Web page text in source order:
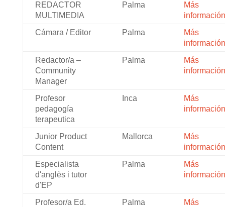
REDACTOR
MULTIMEDIA
Palma
Más
información
Cámara / Editor
Palma
Más
información
Redactor/a –
Community
Manager
Palma
Más
información
Profesor
pedagogía
terapeutica
Inca
Más
información
Junior Product
Content
Mallorca
Más
información
Especialista
d'anglès i tutor
d'EP
Palma
Más
información
Profesor/a Ed.
Palma
Más